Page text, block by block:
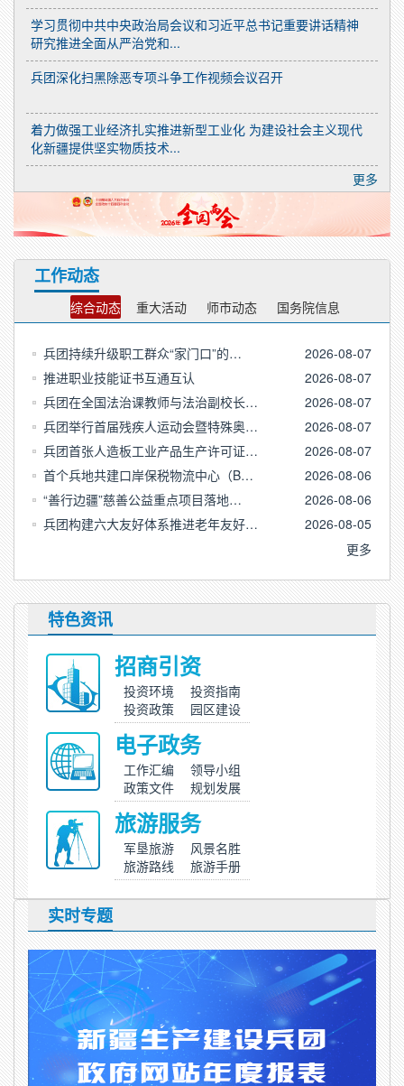
学习贯彻中共中央政治局会议和习近平总书记重要讲话精神
研究推进全面从严治党和...
兵团深化扫黑除恶专项斗争工作视频会议召开
着力做强工业经济扎实推进新型工业化 为建设社会主义现代
化新疆提供坚实物质技术...
更多
工作动态
综合动态 重大活动 师市动态 国务院信息
2026-08-07
兵团持续升级职工群众“家门口”的…
2026-08-07
推进职业技能证书互通互认
2026-08-07
兵团在全国法治课教师与法治副校长…
2026-08-07
兵团举行首届残疾人运动会暨特殊奥…
2026-08-07
兵团首张人造板工业产品生产许可证…
2026-08-06
首个兵地共建口岸保税物流中心（B…
2026-08-06
“善行边疆”慈善公益重点项目落地…
2026-08-05
兵团构建六大友好体系推进老年友好…
更多
特色资讯
招商引资
投资环境
投资指南
投资政策
园区建设
电子政务
工作汇编
领导小组
政策文件
规划发展
旅游服务
军垦旅游
风景名胜
旅游路线
旅游手册
实时专题